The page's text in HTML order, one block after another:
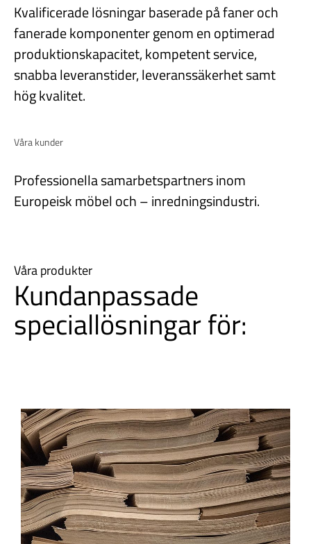
Kvalificerade lösningar baserade på faner och
fanerade komponenter genom en optimerad
produktionskapacitet, kompetent service,
snabba leveranstider, leveranssäkerhet samt
hög kvalitet.
Våra kunder
Professionella samarbetspartners inom
Europeisk möbel och – inredningsindustri.
Våra produkter
Kundanpassade
speciallösningar för: